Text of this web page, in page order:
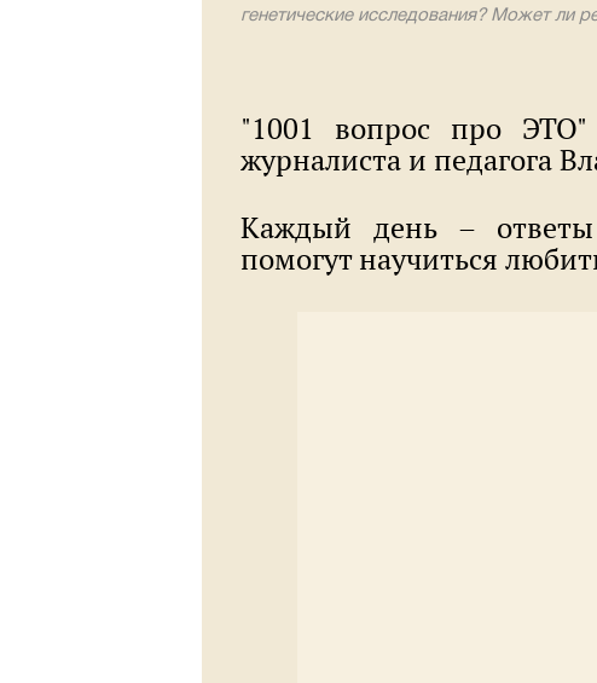
генетические исследования? Может ли
"1001 вопрос про ЭТО"
журналиста и педагога
Каждый день –
помогут научиться